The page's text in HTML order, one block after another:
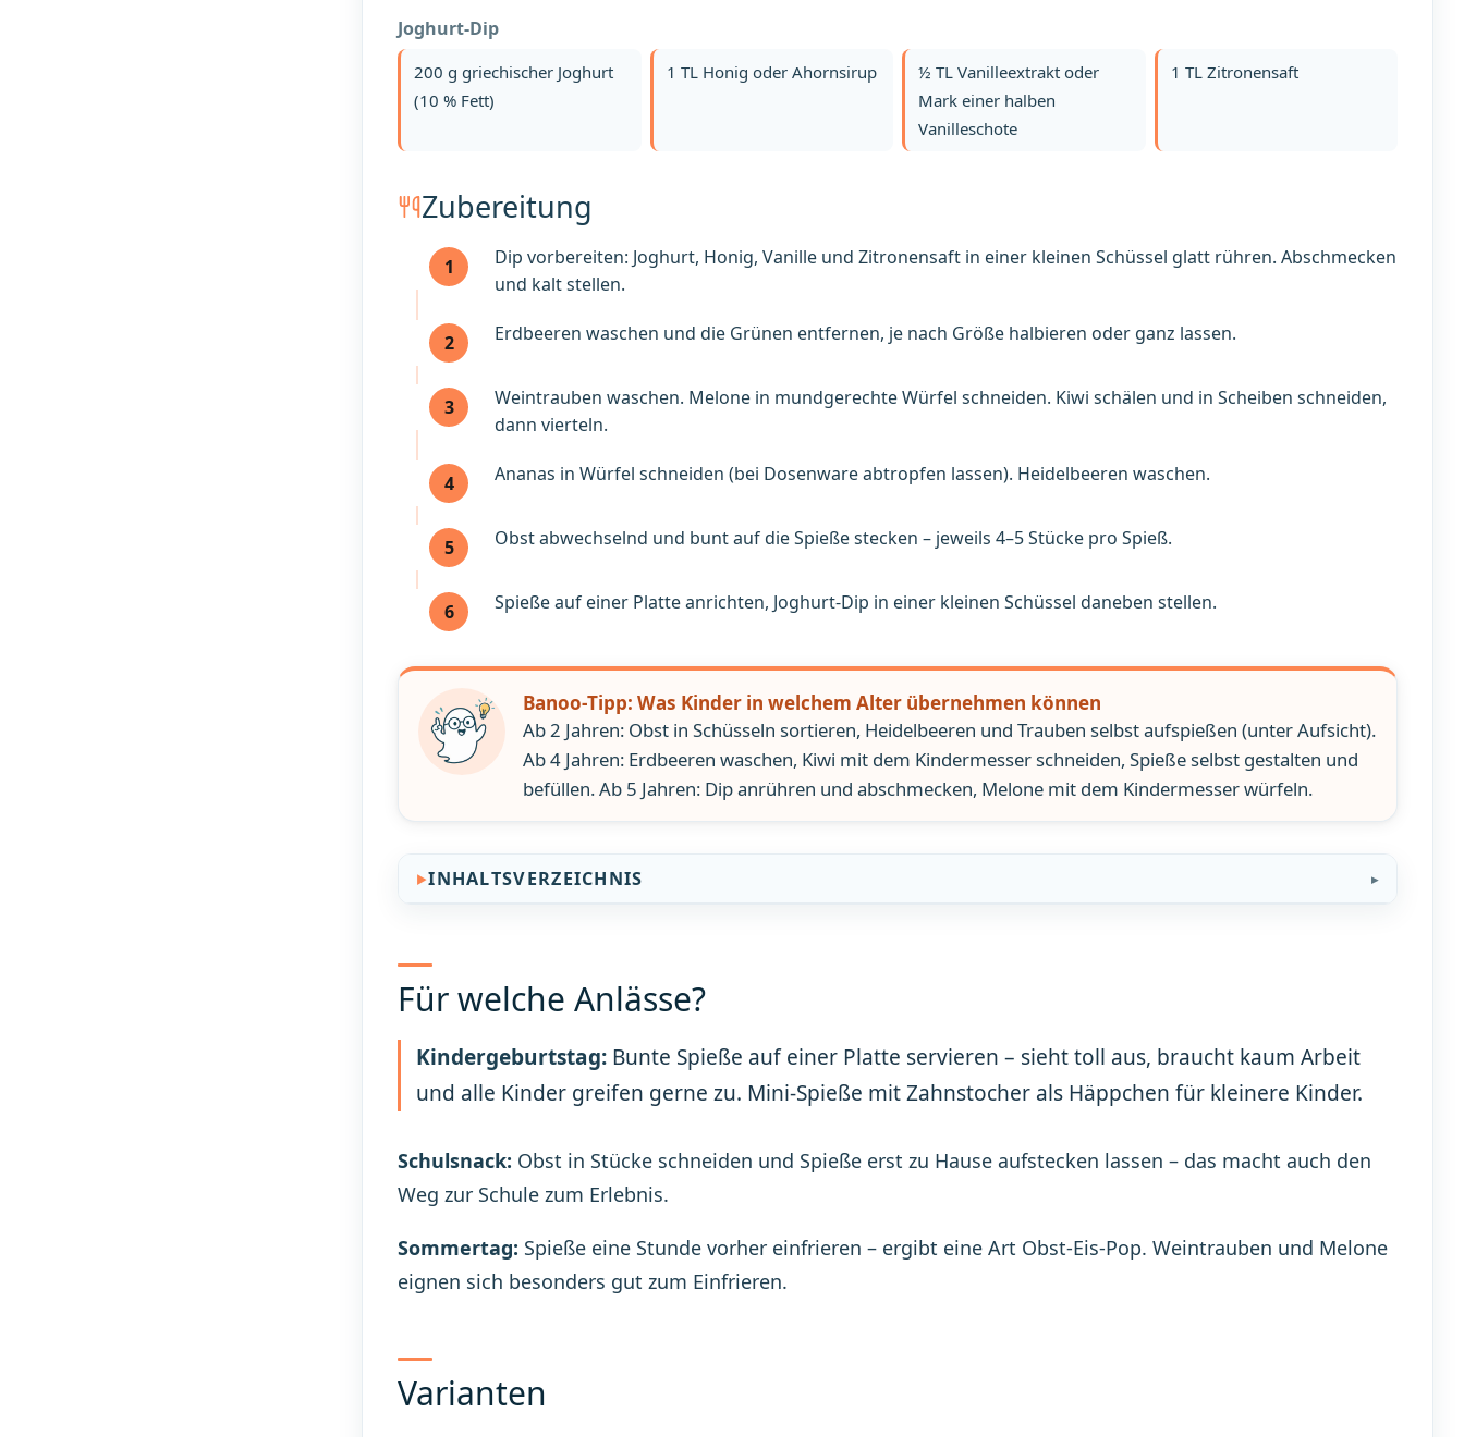
Joghurt-Dip
200 g griechischer Joghurt
(10 % Fett)
1 TL Honig oder Ahornsirup
½ TL Vanilleextrakt oder
Mark einer halben
Vanilleschote
1 TL Zitronensaft
Zubereitung
1
Dip vorbereiten: Joghurt, Honig, Vanille und Zitronensaft in einer kleinen Schüssel glatt rühren. Abschmecken
und kalt stellen.
2 Erdbeeren waschen und die Grünen entfernen, je nach Größe halbieren oder ganz lassen.
3
Weintrauben waschen. Melone in mundgerechte Würfel schneiden. Kiwi schälen und in Scheiben schneiden,
dann vierteln.
4 Ananas in Würfel schneiden (bei Dosenware abtropfen lassen). Heidelbeeren waschen.
5 Obst abwechselnd und bunt auf die Spieße stecken – jeweils 4–5 Stücke pro Spieß.
6 Spieße auf einer Platte anrichten, Joghurt-Dip in einer kleinen Schüssel daneben stellen.
Banoo-Tipp: Was Kinder in welchem Alter übernehmen können
Ab 2 Jahren: Obst in Schüsseln sortieren, Heidelbeeren und Trauben selbst aufspießen (unter Aufsicht).
Ab 4 Jahren: Erdbeeren waschen, Kiwi mit dem Kindermesser schneiden, Spieße selbst gestalten und
befüllen. Ab 5 Jahren: Dip anrühren und abschmecken, Melone mit dem Kindermesser würfeln.
INHALTSVERZEICHNIS
Für welche Anlässe?
Kindergeburtstag: Bunte Spieße auf einer Platte servieren – sieht toll aus, braucht kaum Arbeit
und alle Kinder greifen gerne zu. Mini-Spieße mit Zahnstocher als Häppchen für kleinere Kinder.
Schulsnack: Obst in Stücke schneiden und Spieße erst zu Hause aufstecken lassen – das macht auch den
Weg zur Schule zum Erlebnis.
Sommertag: Spieße eine Stunde vorher einfrieren – ergibt eine Art Obst-Eis-Pop. Weintrauben und Melone
eignen sich besonders gut zum Einfrieren.
Varianten